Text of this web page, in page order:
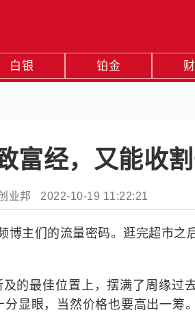
白银 铂金
富经，又能收
业邦 2022-10-19 11:22:21
博主们的流量密码。逛完超市之
的最佳位置上，摆满了周缘过
分显眼，当然价格也要高出一筹